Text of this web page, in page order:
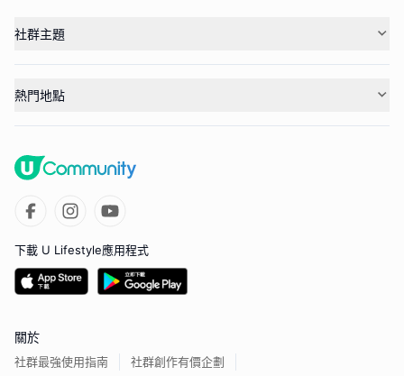
社群主題
熱門地點
下載 U Lifestyle應用程式
關於
社群最強使用指南 社群創作有價企劃